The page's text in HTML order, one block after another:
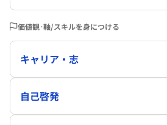
価値観･軸/スキルを身につける
キャリア・志
自己啓発